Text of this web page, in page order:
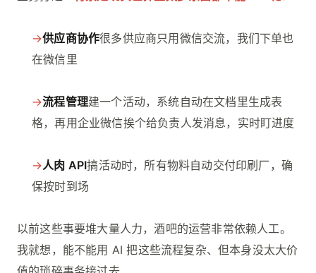
→供应商协作很多供应商只用微信交流，我们下单也
在微信里
→流程管理建一个活动，系统自动在文档里生成表
格，再用企业微信挨个给负责人发消息，实时盯进度
→人肉 API搞活动时，所有物料自动交付印刷厂，确
保按时到场
以前这些事要堆大量人力，酒吧的运营非常依赖人工。
我就想，能不能用 AI 把这些流程复杂、但本身没太大价